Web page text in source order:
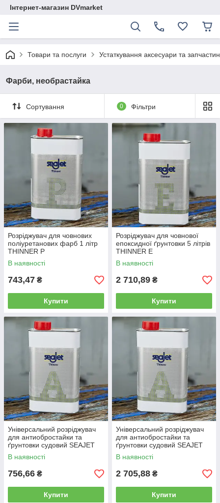
Інтернет-магазин DVmarket
Товари та послуги Устаткування аксесуари та
Фарби, необрастайка
Сортування 0 Фільтри
Розріджувач для човнових
поліуретанових фарб 1 літр
THINNER P
В наявності
743,47 ₴
Купити
Розріджувач для човнової
епоксидної ґрунтовки 5 літрів
THINNER E
В наявності
2 710,89 ₴
Купити
Універсальний розріджувач
для антиобростайки та
ґрунтовки судовий SEAJET
011 1 літр THINNER A
В наявності
756,66 ₴
Купити
Універсальний розріджувач
для антиобростайки та
ґрунтовки судовий SEAJET
011 5 літрів THINNER A
В наявності
2 705,88 ₴
Купити